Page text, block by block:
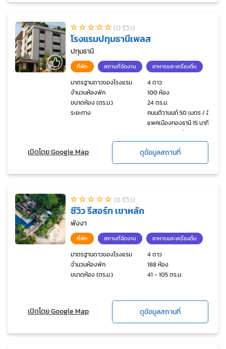
(0 รีวิว)
โรงแรมปทุมธานีเพลส
ปทุมธานี
ที่พัก สถานที่จัดงาน อาหารและเครื่องดื่ม
มาตรฐานดาวของโรงแรม
4 ดาว
จำนวนห้องพัก
100 ห้อง
ขนาดห้อง (ตร.ม.)
24 ตร.ม.
ระยะทาง
ถนนติวานนท์ 50 เมตร / อิม
แพคเมืองทองธานี 15 นาที /
สนามบินดอนเมือง 25 นาที /
โลตัสบางกะดี 300 เมตร /
ศูนย์การค้าเดอะไนท์ 200
เมตร / ฟิวร์เจอร์พาร์ครังสิต
20 นาที / ตลาดฐานเพชร
เปิดโดย Google Map ดูข้อมูลสถานที่
(0 รีวิว)
ซีวิว รีสอร์ท เขาหลัก
พังงา
ที่พัก สถานที่จัดงาน อาหารและเครื่องดื่ม
มาตรฐานดาวของโรงแรม
4 ดาว
จำนวนห้องพัก
188 ห้อง
ขนาดห้อง (ตร.ม.)
41 - 105 ตร.ม.
เปิดโดย Google Map ดูข้อมูลสถานที่